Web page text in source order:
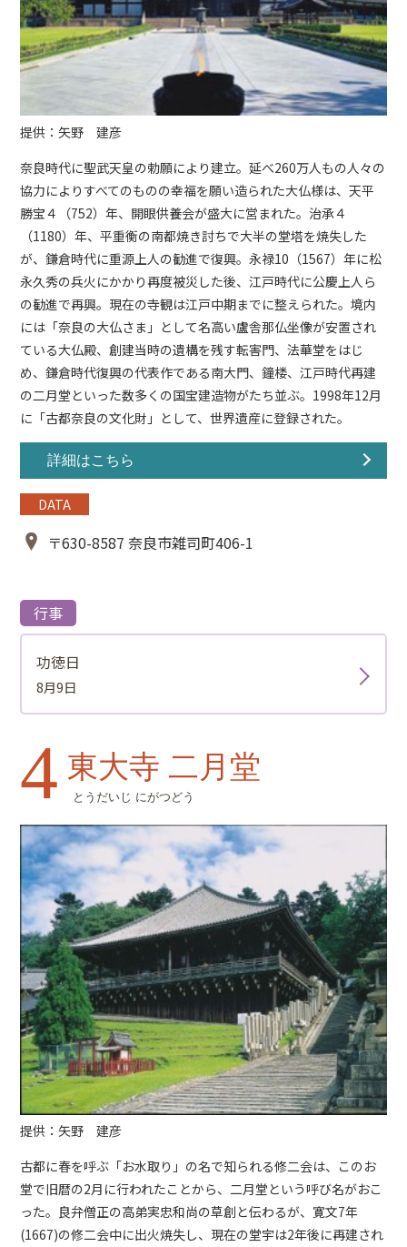
提供：矢野 建彦
奈良時代に聖武天皇の勅願により建立。延べ260万人もの人々の
協力によりすべてのものの幸福を願い造られた大仏様は、天平
勝宝４（752）年、開眼供養会が盛大に営まれた。治承４
（1180）年、平重衡の南都焼き討ちで大半の堂塔を焼失した
が、鎌倉時代に重源上人の勧進で復興。永禄10（1567）年に松
永久秀の兵火にかかり再度被災した後、江戸時代に公慶上人ら
の勧進で再興。現在の寺観は江戸中期までに整えられた。境内
には「奈良の大仏さま」として名高い盧舎那仏坐像が安置され
ている大仏殿、創建当時の遺構を残す転害門、法華堂をはじ
め、鎌倉時代復興の代表作である南大門、鐘楼、江戸時代再建
の二月堂といった数多くの国宝建造物がたち並ぶ。1998年12月
に「古都奈良の文化財」として、世界遺産に登録された。
詳細はこちら
DATA
〒630-8587 奈良市雑司町406-1
行事
功徳日
8月9日
4 東大寺 二月堂
とうだいじ にがつどう
提供：矢野 建彦
古都に春を呼ぶ「お水取り」の名で知られる修二会は、このお
堂で旧暦の2月に行われたことから、二月堂という呼び名がおこ
った。良弁僧正の高弟実忠和尚の草創と伝わるが、寛文7年
(1667)の修二会中に出火焼失し、現在の堂宇は2年後に再建され